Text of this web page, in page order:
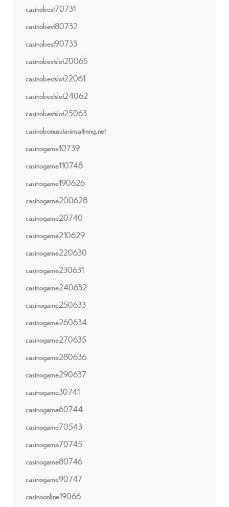
casinobest70731
casinobest80732
casinobest90733
casinobestslot20065
casinobestslot22061
casinobestslot24062
casinobestslot25063
casinobonusutaninsattning.net
casinogame10739
casinogame110748
casinogame190626
casinogame200628
casinogame20740
casinogame210629
casinogame220630
casinogame230631
casinogame240632
casinogame250633
casinogame260634
casinogame270635
casinogame280636
casinogame290637
casinogame30741
casinogame60744
casinogame70543
casinogame70745
casinogame80746
casinogame90747
casinoonline19066